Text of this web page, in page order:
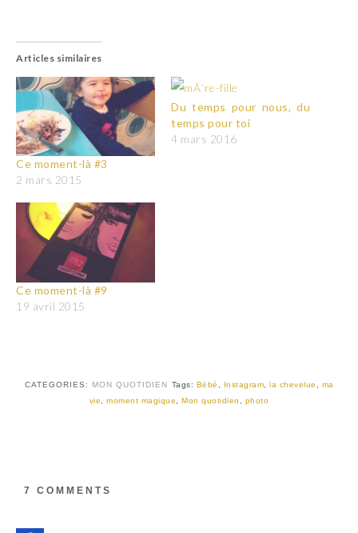
Articles similaires
Ce moment-là #3
2 mars 2015
Du temps pour nous, du
temps pour toi
4 mars 2016
Ce moment-là #9
19 avril 2015
CATEGORIES: MON QUOTIDIEN Tags: Bébé Instagram la chevelue
ma
vie
,moment magique ,Mon quotidien photo
7 COMMENTS